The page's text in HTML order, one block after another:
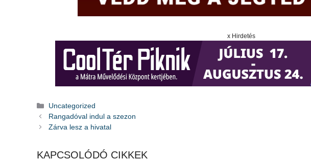
x Hirdetés
Kategória
Uncategorized
Rangadóval indul a szezon
Zárva lesz a hivatal
KAPCSOLÓDÓ CIKKEK